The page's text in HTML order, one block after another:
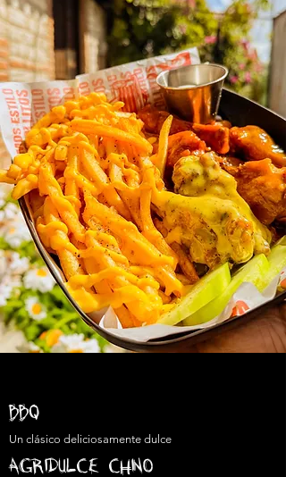
BBQ
Un clásico deliciosamente dulce
AGRIDULCE CHINO